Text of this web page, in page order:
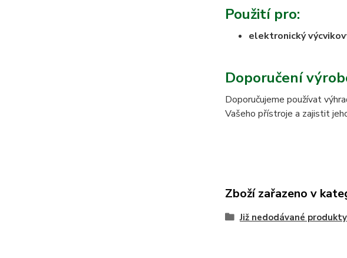
Použití pro:
elektronický
Doporučení
Doporučujeme používat
Vašeho přístroje a zajistit
Zboží zařazeno v
Již nedodávané produkty